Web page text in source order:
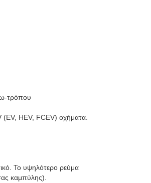
τρόπου
(EV, HEV, FCEV) οχήματα.
Το υψηλότερο ρεύμα
καμπύλης).